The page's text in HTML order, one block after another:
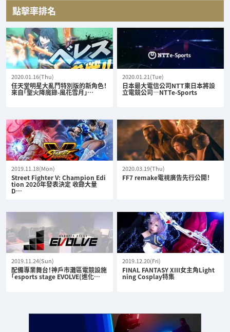
點擊率排名
2020.01.16(Thu)
任天堂明星大亂鬥特別版的新角色！
來自「聖火降魔錄-風花雪月」…
2020.01.21(Tue)
日本最大電信公司NTT東日本將設
立電競公司—NTTe-Sports
2019.11.18(Mon)
Street Fighter V: Champion Edi
tion 2020年發表決定 收錄大量
D…
2020.03.19(Thu)
FF7 remake電視廣告先行公開！
2019.11.24(Sun)
配備專業舞台！神戶市灘區電競設施
「esports stage EVOLVE(進化…
2019.12.20(Fri)
FINAL FANTASY XIII女主角Light
ning Cosplay特集